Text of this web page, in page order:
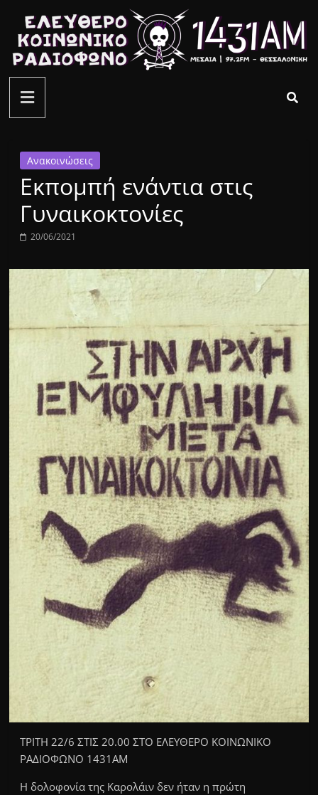
περιεχόμενο
ελεύθερο
κοινωνικό
ραδιόφωνο
1431AM
Ανακοινώσεις
Εκπομπή ενάντια στις
Γυναικοκτονίες
20/06/2021
ΤΡΙΤΗ 22/6 ΣΤΙΣ 20.00 ΣΤΟ ΕΛΕΥΘΕΡΟ ΚΟΙΝΩΝΙΚΟ
ΡΑΔΙΟΦΩΝΟ 1431ΑΜ
Η δολοφονία της Καρολάιν δεν ήταν η πρώτη